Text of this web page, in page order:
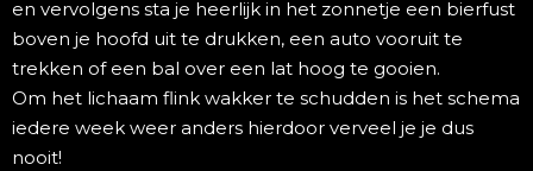
en vervolgens sta je heerlijk in het zonnetje een bierfust
boven je hoofd uit te drukken, een auto vooruit te
trekken of een bal over een lat hoog te gooien.
Om het lichaam flink wakker te schudden is het schema
iedere week weer anders hierdoor verveel je je dus
nooit!